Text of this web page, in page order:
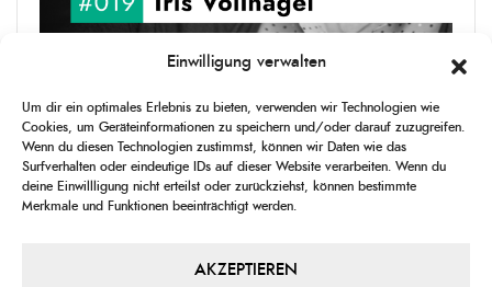
Einwilligung verwalten
Um dir ein optimales Erlebnis zu bieten, verwenden wir Technologien wie
Cookies, um Geräteinformationen zu speichern und/oder darauf zuzugreifen.
Wenn du diesen Technologien zustimmst, können wir Daten wie das
Surfverhalten oder eindeutige IDs auf dieser Website verarbeiten. Wenn du
deine Einwillligung nicht erteilst oder zurückziehst, können bestimmte
Merkmale und Funktionen beeinträchtigt werden.
AKZEPTIEREN
Iris Völlnagel hat schon auf unterschiedlichen Kontinenten gelebt
und gearbeitet, spricht mehrere Sprachen und berichtet
leidenschaftlich gerne über das, was sie erlebt – als Journalistin,
[...]
BACKWARD
PAUSE